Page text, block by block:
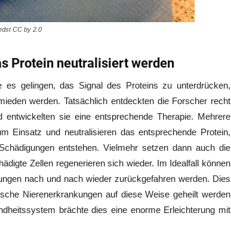
CC by 2.0
Protein neutralisiert werden
gelingen, das Signal des Proteins zu unterdrücken,
werden. Tatsächlich entdeckten die Forscher recht
entwickelten sie eine entsprechende Therapie. Mehrere
Einsatz und neutralisieren das entsprechende Protein,
entstehen. Vielmehr setzen dann auch die
Zellen regenerieren sich wieder. Im Idealfall können
nach und nach wieder zurückgefahren werden. Dies
Nierenerkrankungen auf diese Weise geheilt werden
brächte dies eine enorme Erleichterung mit